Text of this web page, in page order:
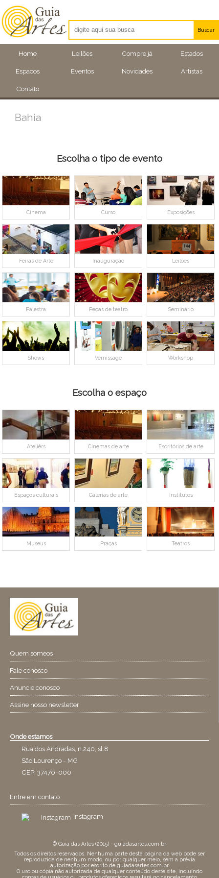
Home Leilões Compre já Estados
Espacos Eventos Novidades Artistas
Contato
Buscar
Artistas
Eventos
Bahia
Escolha o tipo de evento
Cinema Curso Exposições
Feiras de Arte Inauguração Leilões
Palestra Peças de teatro Seminário
Shows Vernissage Workshop
Escolha o espaço
Ateliêrs Cinemas de arte Escritórios de arte
Espaços culturais Galerias de arte Institutos
Museus Praças Teatros
Quem someos
Fale conosco
Anuncie conosco
Assine nosso newsletter
Onde estamos
Rua dos Andradas, n.240, sl.8
São Lourenço - MG
CEP: 37470-000
Entre em contato
Instagram
© Guia das Artes (2015) - guiadasartes.com.br
Todos os direitos reservados. Nenhuma parte desta página da web pode ser
reproduzida de nenhum modo, ou por qualquer meio, sem a prévia
autorização por escrito de guiadasartes.com.br
O uso ou cópia não autorizada de qualquer conteúdo deste site, incluíndo
contas de usuários ou produtos oferecidos resultará no cancelamento